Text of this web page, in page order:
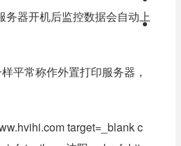
器开机后监控数据会自动上
平常称作外置打印服务器，